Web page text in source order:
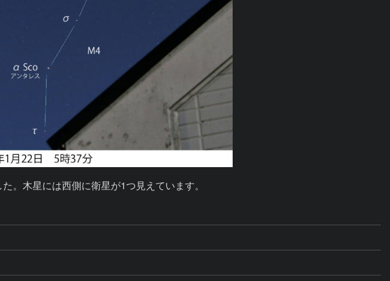
。木星には西側に衛星が1つ見えています。